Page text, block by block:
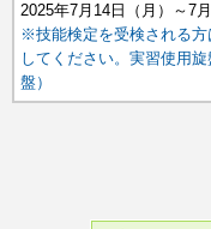
2025年7月14日（月）～7月
※技能検定を受検される方
してください。実習使用
盤）